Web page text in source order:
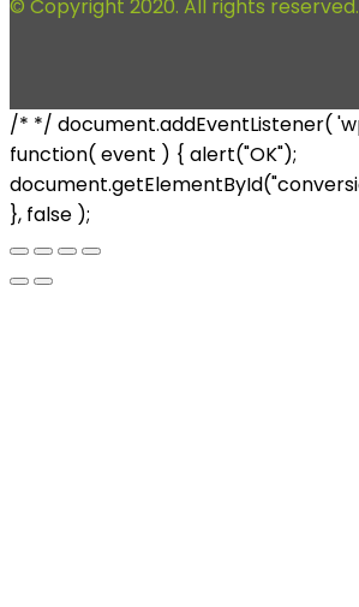
© Copyright 2020. All rights reserved.
/* */ document.addEventListener(
function( event ) { alert("OK");
}, false );